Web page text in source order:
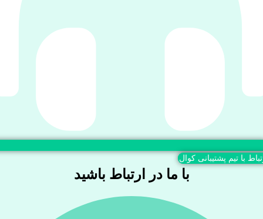
با تیم پشتیبانی کوال
با ما در ارتباط باشید